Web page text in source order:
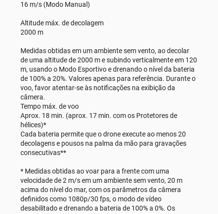
16 m/s (Modo Manual)
Altitude máx. de decolagem
2000 m
Medidas obtidas em um ambiente sem vento, ao decolar
de uma altitude de 2000 m e subindo verticalmente em 120
m, usando o Modo Esportivo e drenando o nível da bateria
de 100% a 20%. Valores apenas para referência. Durante o
voo, favor atentar-se às notificações na exibição da
câmera.
Tempo máx. de voo
Aprox. 18 min. (aprox. 17 min. com os Protetores de
hélices)*
Cada bateria permite que o drone execute ao menos 20
decolagens e pousos na palma da mão para gravações
consecutivas**
* Medidas obtidas ao voar para a frente com uma
velocidade de 2 m/s em um ambiente sem vento, 20 m
acima do nível do mar, com os parâmetros da câmera
definidos como 1080p/30 fps, o modo de vídeo
desabilitado e drenando a bateria de 100% a 0%. Os